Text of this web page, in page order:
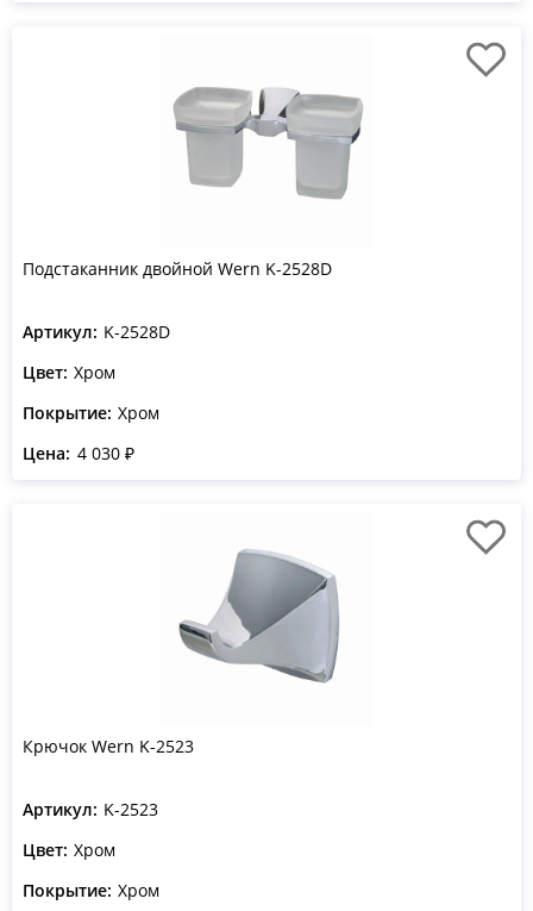
Подстаканник двойной Wern K-2528D
Артикул: K-2528D
Цвет: Хром
Покрытие: Хром
Цена: 4 030 ₽
Крючок Wern K-2523
Артикул: K-2523
Цвет: Хром
Покрытие: Хром